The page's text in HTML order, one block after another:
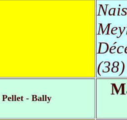
(38)
Pellet - Bally